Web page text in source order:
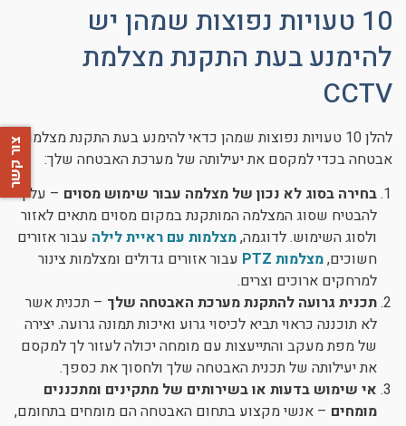
10 טעויות נפוצות שמהן יש
להימנע בעת התקנת מצלמת
CCTV
להלן 10 טעויות נפוצות שמהן כדאי להימנע בעת התקנת מצלמות
אבטחה בכדי למקסם את יעילותה של מערכת האבטחה שלך:
בחירה בסוג לא נכון של מצלמה עבור שימוש מסוים – עליך
להבטיח שסוג המצלמה המותקנת במקום מסוים מתאים לאזור
ולסוג השימוש. לדוגמה,מצלמות עם ראיית לילה עבור אזורים
חשוכים,מצלמות PTZ
עבור אזורים גדולים ומצלמות צינור
למרחקים ארוכים וצרים.
תכנית גרועה להתקנת מערכת האבטחה שלך – תכנית אשר
לא תוכננה כראוי תביא לכיסוי גרוע ואיכות תמונה גרועה. יצירה
של מפת מעקב והתייעצות עם מומחה יכולה לעזור לך למקסם
את יעילותה של תכנית האבטחה שלך ולחסוך את כספך.
אי שימוש בדעות או בשירותים של מתקינים ומתכננים
מומחים – אנשי מקצוע בתחום האבטחה הם מומחים בתחומם,
צור קשר